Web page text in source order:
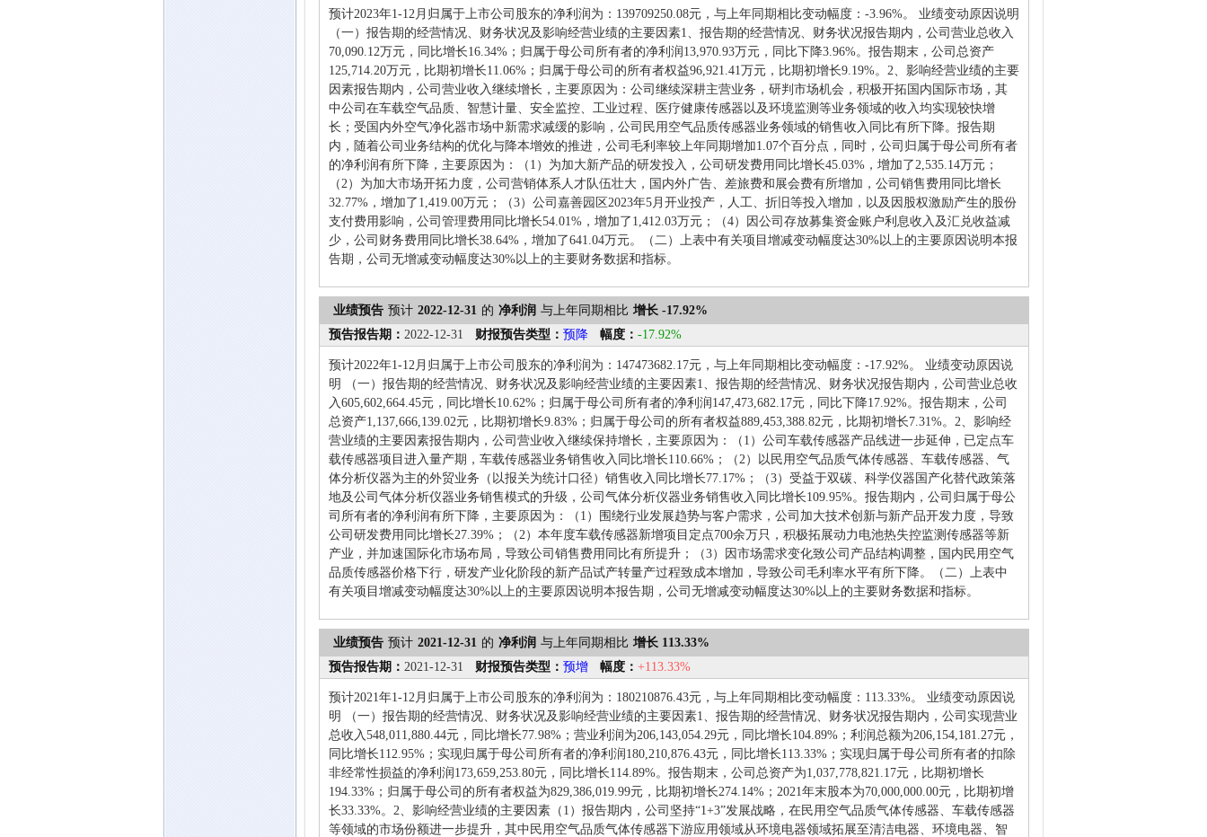
预计2023年1-12月归属于上市公司股东的净利润为：139709250.08元，与上年同期相比变动幅度：-3.96%。 业绩变动原因说明
（一）报告期的经营情况、财务状况及影响经营业绩的主要因素1、报告期的经营情况、财务状况报告期内，公司营业总收入
70,090.12万元，同比增长16.34%；归属于母公司所有者的净利润13,970.93万元，同比下降3.96%。报告期末，公司总资产
125,714.20万元，比期初增长11.06%；归属于母公司的所有者权益96,921.41万元，比期初增长9.19%。2、影响经营业绩的主要
因素报告期内，公司营业收入继续增长，主要原因为：公司继续深耕主营业务，研判市场机会，积极开拓国内国际市场，其
中公司在车载空气品质、智慧计量、安全监控、工业过程、医疗健康传感器以及环境监测等业务领域的收入均实现较快增
长；受国内外空气净化器市场中新需求减缓的影响，公司民用空气品质传感器业务领域的销售收入同比有所下降。报告期
内，随着公司业务结构的优化与降本增效的推进，公司毛利率较上年同期增加1.07个百分点，同时，公司归属于母公司所有者
的净利润有所下降，主要原因为：（1）为加大新产品的研发投入，公司研发费用同比增长45.03%，增加了2,535.14万元；
（2）为加大市场开拓力度，公司营销体系人才队伍壮大，国内外广告、差旅费和展会费有所增加，公司销售费用同比增长
32.77%，增加了1,419.00万元；（3）公司嘉善园区2023年5月开业投产，人工、折旧等投入增加，以及因股权激励产生的股份
支付费用影响，公司管理费用同比增长54.01%，增加了1,412.03万元；（4）因公司存放募集资金账户利息收入及汇兑收益减
少，公司财务费用同比增长38.64%，增加了641.04万元。（二）上表中有关项目增减变动幅度达30%以上的主要原因说明本报
告期，公司无增减变动幅度达30%以上的主要财务数据和指标。
业绩预告 预计 2022-12-31 的 净利润 与上年同期相比 增长 -17.92%
预告报告期： 2022-12-31 财报预告类型： 预降 幅度： -17.92%
预计2022年1-12月归属于上市公司股东的净利润为：147473682.17元，与上年同期相比变动幅度：-17.92%。 业绩变动原因说
明 （一）报告期的经营情况、财务状况及影响经营业绩的主要因素1、报告期的经营情况、财务状况报告期内，公司营业总收
入605,602,664.45元，同比增长10.62%；归属于母公司所有者的净利润147,473,682.17元，同比下降17.92%。报告期末，公司
总资产1,137,666,139.02元，比期初增长9.83%；归属于母公司的所有者权益889,453,388.82元，比期初增长7.31%。2、影响经
营业绩的主要因素报告期内，公司营业收入继续保持增长，主要原因为：（1）公司车载传感器产品线进一步延伸，已定点车
载传感器项目进入量产期，车载传感器业务销售收入同比增长110.66%；（2）以民用空气品质气体传感器、车载传感器、气
体分析仪器为主的外贸业务（以报关为统计口径）销售收入同比增长77.17%；（3）受益于双碳、科学仪器国产化替代政策落
地及公司气体分析仪器业务销售模式的升级，公司气体分析仪器业务销售收入同比增长109.95%。报告期内，公司归属于母公
司所有者的净利润有所下降，主要原因为：（1）围绕行业发展趋势与客户需求，公司加大技术创新与新产品开发力度，导致
公司研发费用同比增长27.39%；（2）本年度车载传感器新增项目定点700余万只，积极拓展动力电池热失控监测传感器等新
产业，并加速国际化市场布局，导致公司销售费用同比有所提升；（3）因市场需求变化致公司产品结构调整，国内民用空气
品质传感器价格下行，研发产业化阶段的新产品试产转量产过程致成本增加，导致公司毛利率水平有所下降。（二）上表中
有关项目增减变动幅度达30%以上的主要原因说明本报告期，公司无增减变动幅度达30%以上的主要财务数据和指标。
业绩预告 预计 2021-12-31 的 净利润 与上年同期相比 增长 113.33%
预告报告期： 2021-12-31 财报预告类型： 预增 幅度： +113.33%
预计2021年1-12月归属于上市公司股东的净利润为：180210876.43元，与上年同期相比变动幅度：113.33%。 业绩变动原因说
明 （一）报告期的经营情况、财务状况及影响经营业绩的主要因素1、报告期的经营情况、财务状况报告期内，公司实现营业
总收入548,011,880.44元，同比增长77.98%；营业利润为206,143,054.29元，同比增长104.89%；利润总额为206,154,181.27元，
同比增长112.95%；实现归属于母公司所有者的净利润180,210,876.43元，同比增长113.33%；实现归属于母公司所有者的扣除
非经常性损益的净利润173,659,253.80元，同比增长114.89%。报告期末，公司总资产为1,037,778,821.17元，比期初增长
194.33%；归属于母公司的所有者权益为829,386,019.99元，比期初增长274.14%；2021年末股本为70,000,000.00元，比期初增
长33.33%。2、影响经营业绩的主要因素（1）报告期内，公司坚持“1+3”发展战略，在民用空气品质气体传感器、车载传感器
等领域的市场份额进一步提升，其中民用空气品质气体传感器下游应用领域从环境电器领域拓展至清洁电器、环境电器、智